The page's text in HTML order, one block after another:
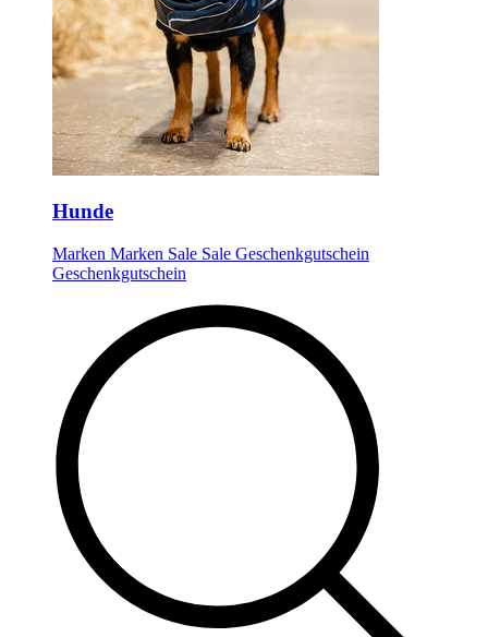
Hunde
Marken Marken Sale Sale Geschenkgutschein
Geschenkgutschein